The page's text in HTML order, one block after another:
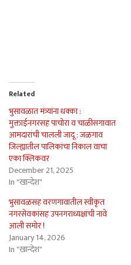
Related
भुसावळात मंत्र्यांना धक्का :
मुक्ताईनगरसह पाचोरा व चाळीसगावात
आमदारांची चालली जादू : जळगाव
जिल्ह्यातील पालिकांचा निकाल वाचा
एका क्लिकवर
December 21, 2025
In "खान्देश"
भुसावळसह वरणगावातील स्वीकृत
नगरसेवकांसह उपनगराध्यक्षांची नावे
आली समोर !
January 14, 2026
In "खान्देश"